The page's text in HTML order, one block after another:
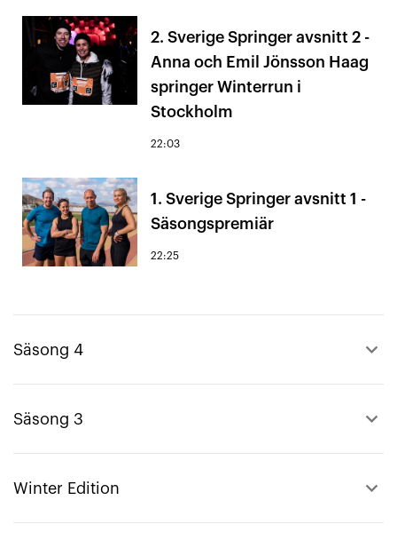
2. Sverige Springer avsnitt 2 -
Anna och Emil Jönsson Haag
springer Winterrun i
Stockholm
22:03
1. Sverige Springer avsnitt 1 -
Säsongspremiär
22:25
Säsong 4 keyboard_arrow_up
Säsong 3 keyboard_arrow_up
Winter Edition keyboard_arrow_up